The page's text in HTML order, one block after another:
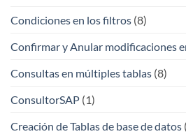
Condiciones en los filtros (8)
Confirmar y Anular modificaciones
Consultas en múltiples tablas (8)
ConsultorSAP (1)
Creación de Tablas de base de datos